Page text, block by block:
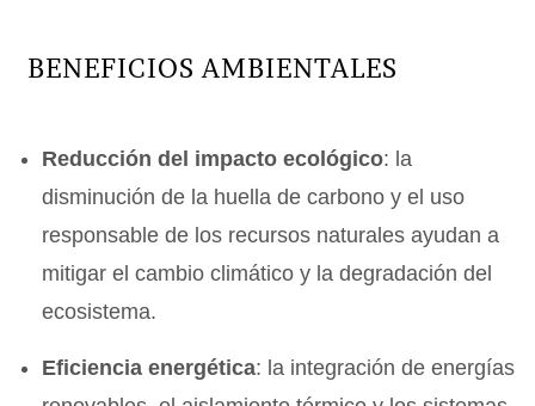
BENEFICIOS AMBIENTALES
Reducción del impacto ecológico: la
disminución de la huella de carbono y el uso
responsable de los recursos naturales ayudan a
mitigar el cambio climático y la degradación del
ecosistema.
Eficiencia energética: la integración de energías